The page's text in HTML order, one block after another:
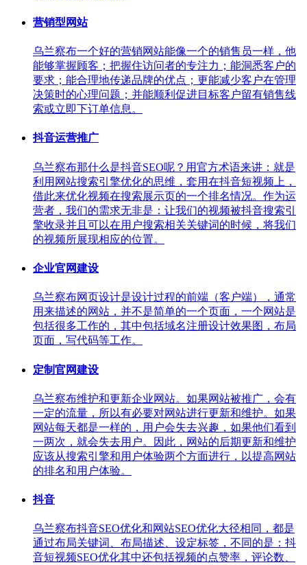
营销型网站
乌兰察布一个好的营销网站能像一个的销售员一样，他
能够掌握顾客；把握住访问者的专注力；能洞悉客户的
要求；能合理地传递品牌的优点；更能减少客户在管理
决策时的心理问题；并能顺利促进目标客户留有销售线
索或立即下订单信息。
抖音运营推广
乌兰察布那什么是抖音SEO呢？用官方术语来讲：就是
利用网站搜索引擎优化的思维，套用在抖音短视频上，
借此来优化视频在搜索展示页的一个排名情况。作为运
营者，我们的需求无非是：让我们的视频被抖音搜索引
擎收录并且可以在用户搜索相关关键词的时候，将我们
的视频所展现相应的位置。
企业官网建设
乌兰察布网页设计是设计过程的前端（客户端），通常
用来描述的网站，并不是简单的一个页面，一个网站是
包括很多工作的，其中包括域名注册设计效果图，布局
页面，写代码等工作。
定制官网建设
乌兰察布维护和更新企业网站。如果网站被推广，会有
一定的流量，所以有必要对网站进行更新和维护。如果
网站每天都是一样的，用户会失去兴趣，如果他们看到
一两次，就会失去用户。因此，网站的后期更新和维护
应该从搜索引擎和用户体验两个方面进行，以提高网站
的排名和用户体验。
抖音
乌兰察布抖音SEO优化和网站SEO优化大径相同，都是
通过布局关键词、布局描述、设定标签，不同的是：抖
音短视频SEO优化其中还包括视频的点赞率，评论数、